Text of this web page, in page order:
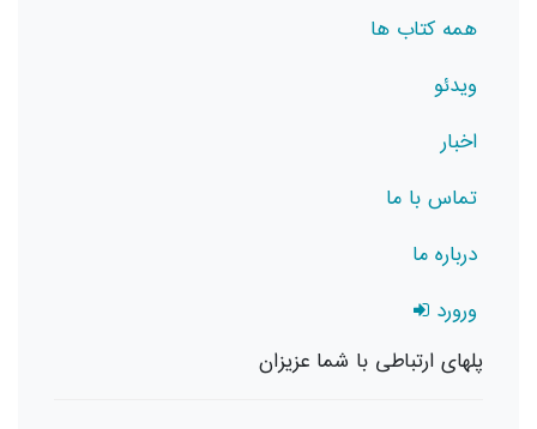
همه کتاب ها
ویدئو
اخبار
تماس با ما
درباره ما
ورورد
پلهای ارتباطی با شما عزیزان